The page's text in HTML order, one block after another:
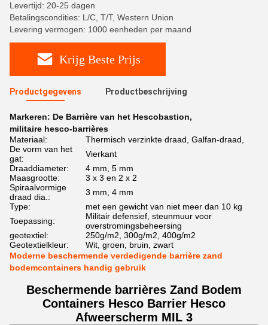
Levertijd: 20-25 dagen
Betalingscondities: L/C, T/T, Western Union
Levering vermogen: 1000 eenheden per maand
Krijg Beste Prijs
Productgegevens Productbeschrijving
Markeren: De Barrière van het Hescobastion,
militaire hesco-barrières
Materiaal:
Thermisch verzinkte draad, Galfan-draad,
De vorm van het
gat:
Vierkant
Draaddiameter:
4 mm, 5 mm
Maasgrootte:
3 x 3 en 2 x 2
Spiraalvormige
draad dia.:
3 mm, 4 mm
Type:
met een gewicht van niet meer dan 10 kg
Toepassing:
Militair defensief, steunmuur voor
overstromingsbeheersing
geotextiel:
250g/m2, 300g/m2, 400g/m2
Geotextielkleur:
Wit, groen, bruin, zwart
Moderne beschermende verdedigende barrière zand
bodemcontainers handig gebruik
Beschermende barrières Zand Bodem
Containers Hesco Barrier Hesco
Afweerscherm MIL 3